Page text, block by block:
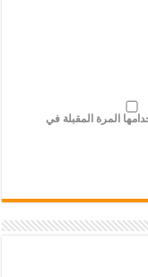
المرة المقبلة في